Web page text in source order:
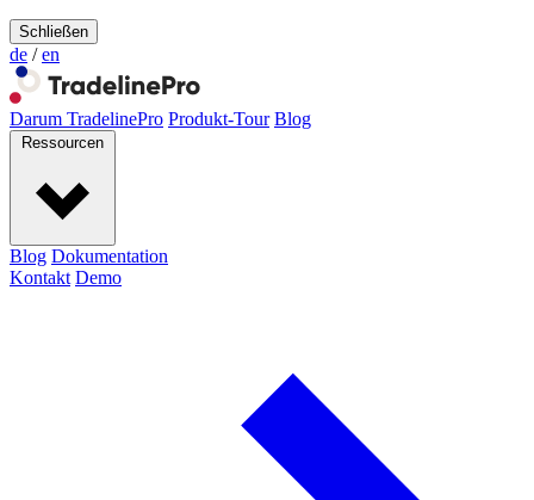
Schließen
de / en
Darum TradelinePro Produkt-Tour Blog
Ressourcen
Blog Dokumentation
Kontakt Demo